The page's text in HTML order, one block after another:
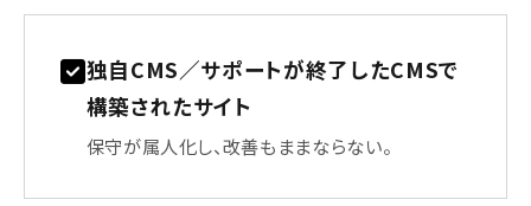
独自CMS／サポートが終了したCMSで
構築されたサイト
保守が属人化し、改善もままならない。